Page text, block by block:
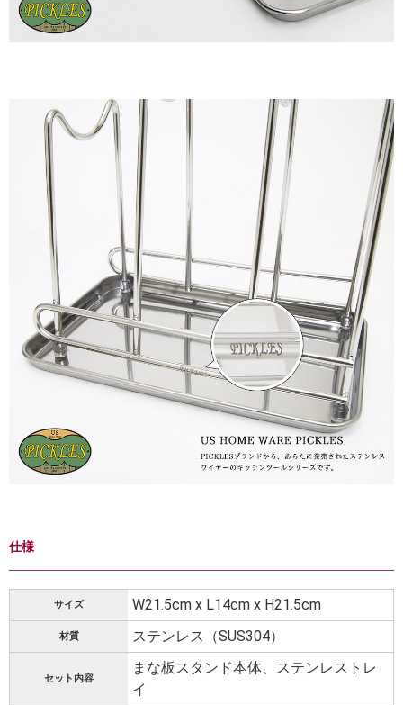
仕様
サイズ W21.5cm x L14cm x H21.5cm
材質 ステンレス（SUS304）
セット内容
まな板スタンド本体、ステンレストレ
イ